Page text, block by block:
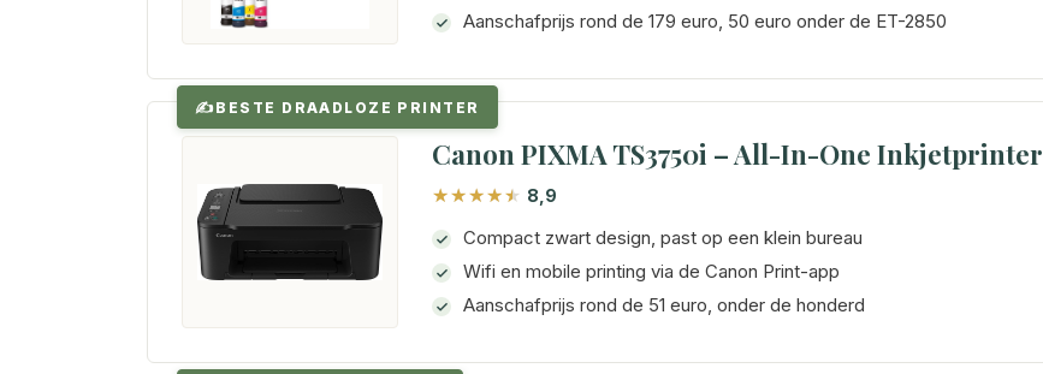
Aanschafprijs rond de 179 euro, 50 euro onder de ET-2850
BESTE DRAADLOZE PRINTER
Canon PIXMA TS3750i – All-In-One Inkjetprinter
8,9
Compact zwart design, past op een klein bureau
Wifi en mobile printing via de Canon Print-app
Aanschafprijs rond de 51 euro, onder de honderd